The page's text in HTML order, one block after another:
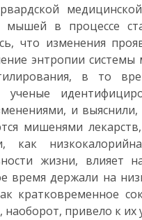
в процессе
что изменения
энтропии
в то
и
мишенями
как
жизни, влияет
время держали на
кратковременное
привело к их